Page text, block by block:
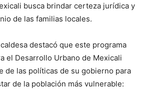
busca brindar certeza jurídica y
de las familias locales.
destacó que este programa
el Desarrollo Urbano de Mexicali
de las políticas de su gobierno para
de la población más vulnerable: